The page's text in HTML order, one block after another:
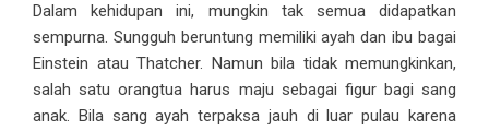
Dalam kehidupan ini, mungkin tak semua didapatkan
sempurna. Sungguh beruntung memiliki ayah dan ibu bagai
Einstein atau Thatcher. Namun bila tidak memungkinkan,
salah satu orangtua harus maju sebagai figur bagi sang
anak. Bila sang ayah terpaksa jauh di luar pulau karena